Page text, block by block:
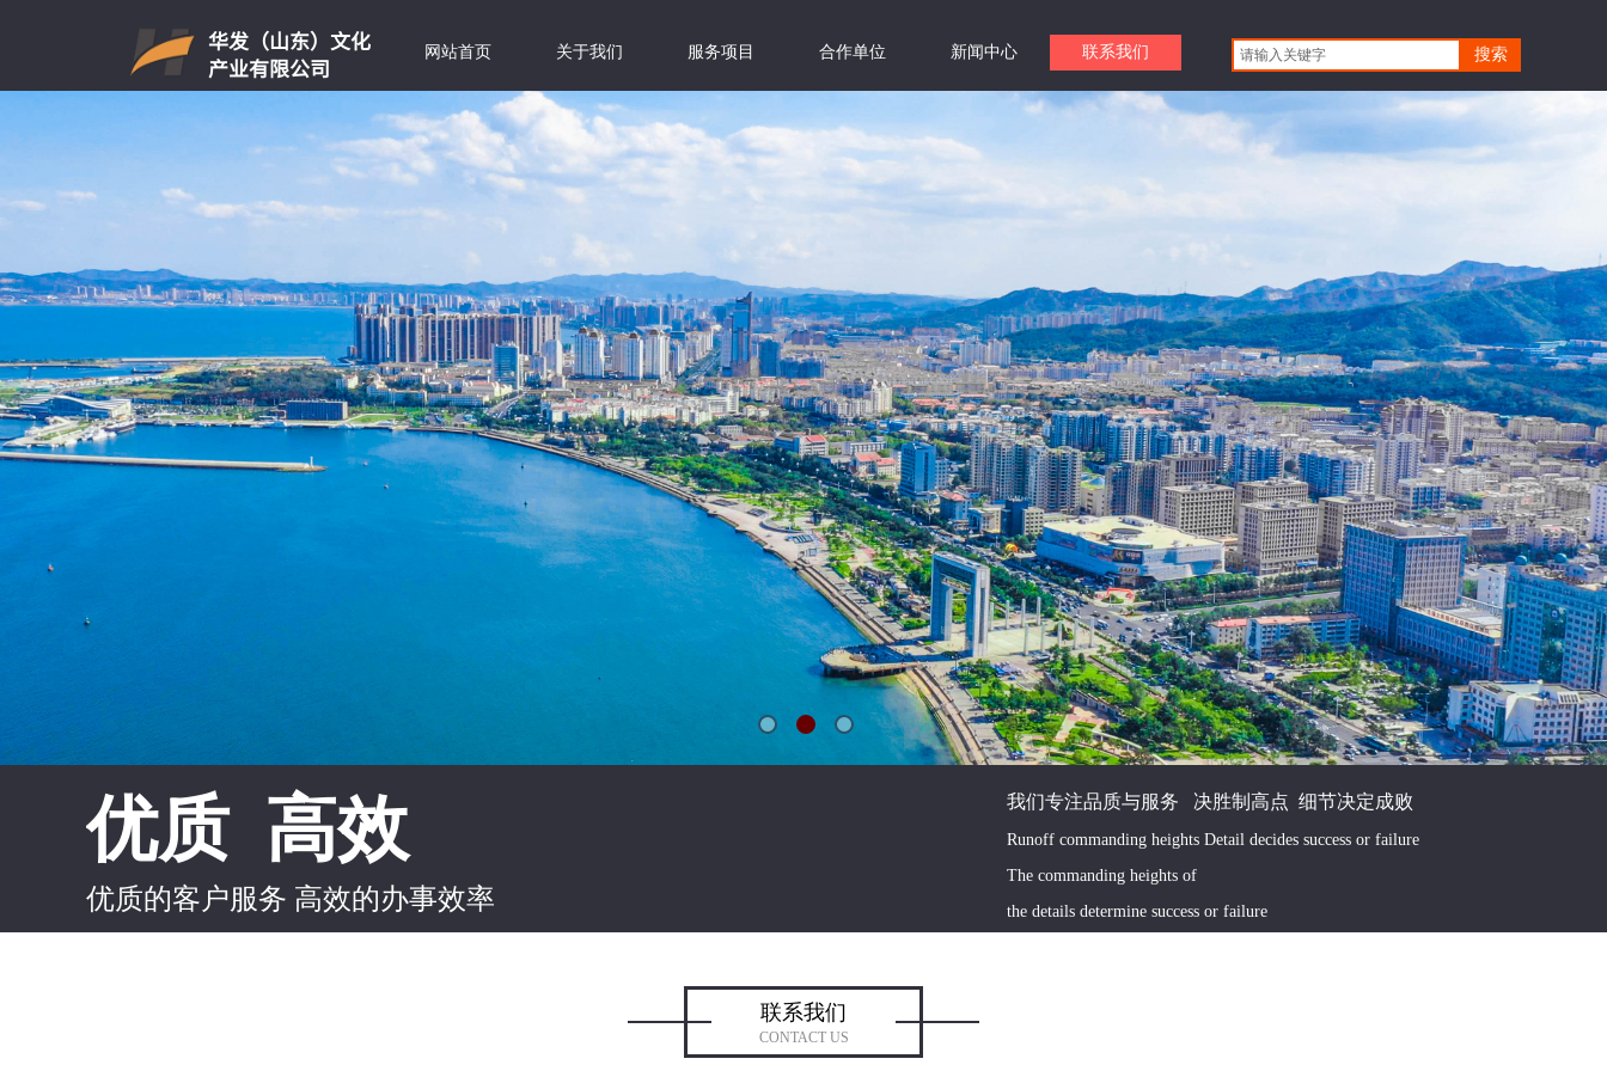
华发（山东）文化
产业有限公司
搜索
网站首页 关于我们 服务项目 合作单位 新闻中心 联系我们
优质 高效
优质的客户服务 高效的办事效率
我们专注品质与服务 决胜制高点 细节决定成败
Runoff commanding heights Detail decides success or failure
The commanding heights of
the details determine success or failure
联系我们
CONTACT US